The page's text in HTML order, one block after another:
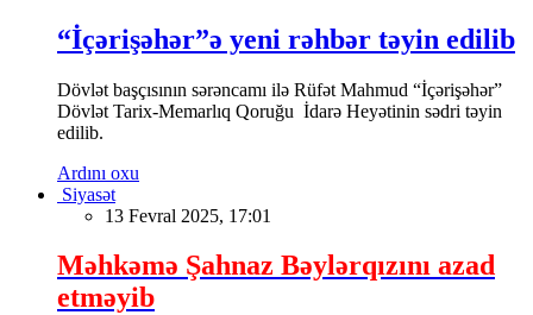
“İçərişəhər”ə yeni rəhbər təyin edilib
Dövlət başçısının sərəncamı ilə Rüfət Mahmud “İçərişəhər”
Dövlət Tarix-Memarlıq Qoruğu İdarə Heyətinin sədri təyin
edilib.
Ardını oxu
Siyasət
13 Fevral 2025, 17:01
Məhkəmə Şahnaz Bəylərqızını azad
etməyib